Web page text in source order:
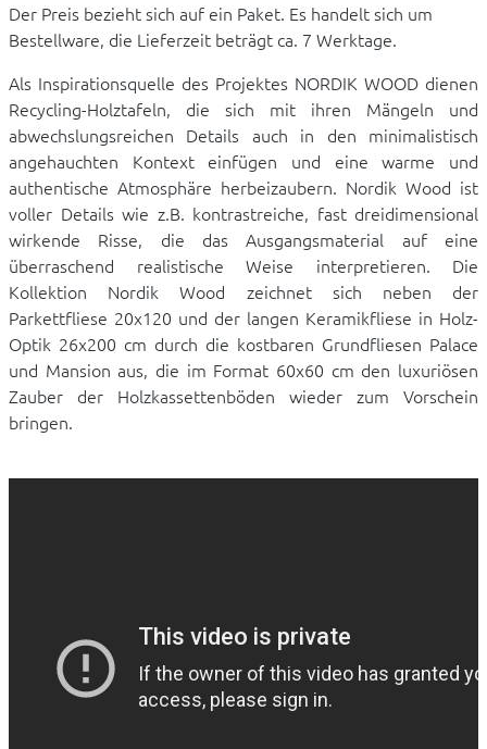
Der Preis bezieht sich auf ein Paket. Es handelt sich um
Bestellware, die Lieferzeit beträgt ca. 7 Werktage.
Als Inspirationsquelle des Projektes NORDIK WOOD dienen
Recycling-Holztafeln, die sich mit ihren Mängeln und
abwechslungsreichen Details auch in den minimalistisch
angehauchten Kontext einfügen und eine warme und
authentische Atmosphäre herbeizaubern. Nordik Wood ist
voller Details wie z.B. kontrastreiche, fast dreidimensional
wirkende Risse, die das Ausgangsmaterial auf eine
überraschend realistische Weise interpretieren. Die
Kollektion Nordik Wood zeichnet sich neben der
Parkettfliese 20x120 und der langen Keramikfliese in Holz-
Optik 26x200 cm durch die kostbaren Grundfliesen Palace
und Mansion aus, die im Format 60x60 cm den luxuriösen
Zauber der Holzkassettenböden wieder zum Vorschein
bringen.